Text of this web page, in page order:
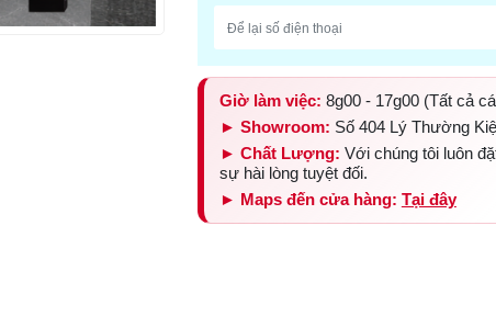
Giờ làm việc: 8g00 - 17g00 (Tất cả
► Showroom: Số 404 Lý Thường
► Chất Lượng: Với chúng tôi luôn
sự hài lòng tuyệt đối.
► Maps đến cửa hàng: Tại đây